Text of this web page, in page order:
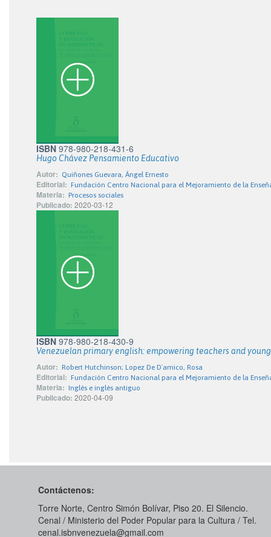
ISBN 978-980-218-431-6
Hugo Chávez Pensamiento Educativo
Autor: Quiñones Guevara, Ángel Ernesto
Editorial: Fundación Centro Nacional para el Mejoramiento de la
Materia: Procesos sociales
Publicado: 2020-03-12
ISBN 978-980-218-430-9
Venezuelan primary english: empowering teachers and
Autor: Robert Hutchinson; Lopez De D´amico, Rosa
Editorial: Fundación Centro Nacional para el Mejoramiento de la
Materia: Inglés e inglés antiguo
Publicado: 2020-04-09
Contáctenos:
Torre Norte, Centro Simón Bolívar, Piso 20. El Silencio.
Cenal / Ministerio del Poder Popular para la Cultura / Tel.
cenal.isbnvenezuela@gmail.com